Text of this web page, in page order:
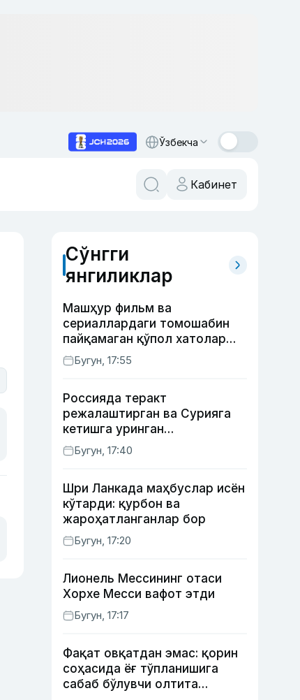
Ўзбекча
Кабинет
Сўнгги
янгиликлар
Машҳур фильм ва
сериаллардаги томошабин
пайқамаган қўпол хатолар
(фото)
Бугун, 17:55
Россияда теракт
режалаштирган ва Сурияга
кетишга уринган
сурхондарёлик 4 нафар йигит
қамалди
Бугун, 17:40
Шри Ланкада маҳбуслар исён
кўтарди: қурбон ва
жароҳатланганлар бор
Бугун, 17:20
Лионель Мессининг отаси
Хорхе Месси вафот этди
Бугун, 17:17
Фақат овқатдан эмас: қорин
соҳасида ёғ тўпланишига
сабаб бўлувчи олтита